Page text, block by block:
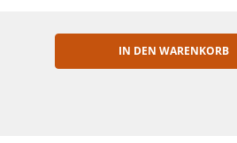
IN DEN WARENKORB